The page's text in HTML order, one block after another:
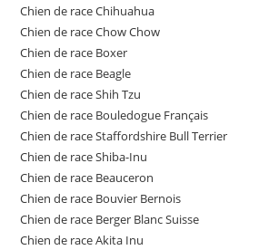
Chien de race Chihuahua
Chien de race Chow Chow
Chien de race Boxer
Chien de race Beagle
Chien de race Shih Tzu
Chien de race Bouledogue Français
Chien de race Staffordshire Bull Terrier
Chien de race Shiba-Inu
Chien de race Beauceron
Chien de race Bouvier Bernois
Chien de race Berger Blanc Suisse
Chien de race Akita Inu